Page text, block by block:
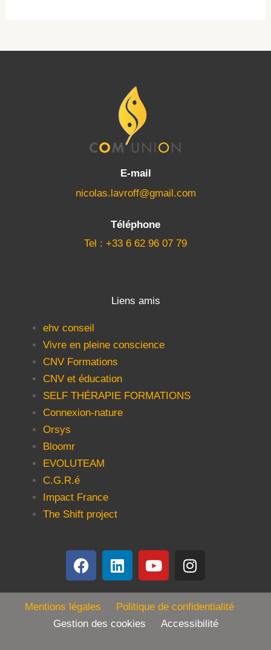
E-mail
nicolas.lavroff@gmail.com
Téléphone
Tel : +33 6 62 96 07 79
Liens amis
ehv conseil
Vivre en pleine conscience
CNV Formations
CNV et éducation
SELF THÉRAPIE FORMATIONS
Connexion-nature
Orsys
Bloomr
EVOLUTEAM
C.G.R.é
Impact France
The Shift project
Mentions légales
Politique de confidentialité
Gestion des cookies Accessibilité